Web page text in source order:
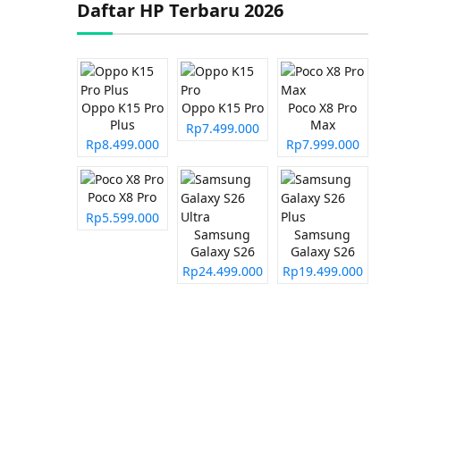
Daftar HP Terbaru 2026
Oppo K15 Pro
Plus
Rp8.499.000
Oppo K15 Pro
Rp7.499.000
Poco X8 Pro
Max
Rp7.999.000
Poco X8 Pro
Rp5.599.000
Samsung
Galaxy S26
Ultra
Rp24.499.000
Samsung
Galaxy S26
Plus
Rp19.499.000